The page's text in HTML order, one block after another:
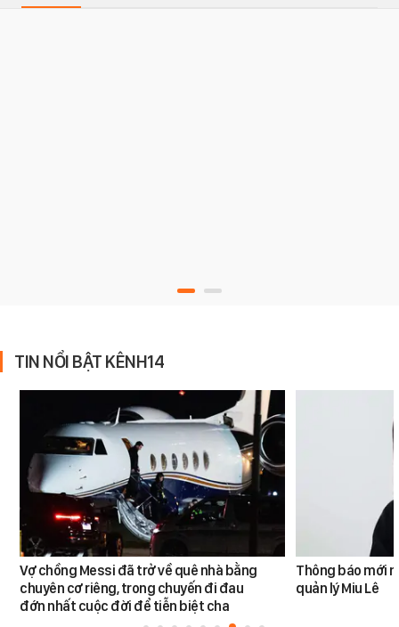
TIN NỔI BẬT KÊNH14
Vợ chồng Messi đã trở về quê nhà bằng
chuyên cơ riêng, trong chuyến đi đau
đớn nhất cuộc đời để tiễn biệt cha
Thông báo mới
quản lý Miu Lê